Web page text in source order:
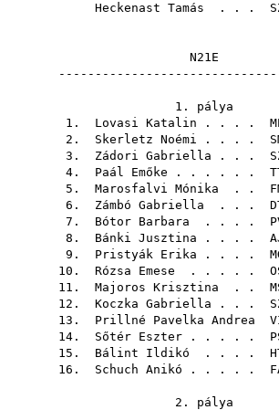
Heckenast Tamás . . .
1. pálya
1. Lovasi Katalin . . . .
2. Skerletz Noémi . . . .
3. Zádori Gabriella . . .
4. Paál Emőke . . . . . .
5. Marosfalvi Mónika . .
6. Zámbó Gabriella . . .
7. Bótor Barbara . . . .
8. Bánki Jusztina . . . .
9. Pristyák Erika . . . .
10. Rózsa Emese . . . . .
11. Majoros Krisztina . .
12. Koczka Gabriella . . .
13. Prillné Pavelka Andrea
14. Sőtér Eszter . . . . .
15. Bálint Ildikó . . . .
16. Schuch Anikó . . . . .
2.